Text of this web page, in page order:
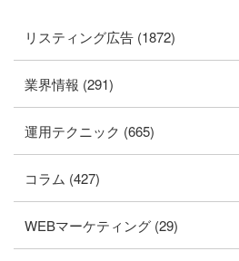
リスティング広告 (1872)
業界情報 (291)
運用テクニック (665)
コラム (427)
WEBマーケティング (29)